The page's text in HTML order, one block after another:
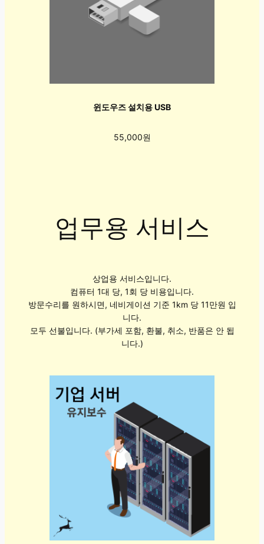
윈도우즈 설치용 USB
55,000원
업무용 서비스
상업용 서비스입니다.
컴퓨터 1대 당, 1회 당 비용입니다.
방문수리를 원하시면, 네비게이션 기준 1km 당 11만원 입
니다.
모두 선불입니다. (부가세 포함, 환불, 취소, 반품은 안 됩
니다.)